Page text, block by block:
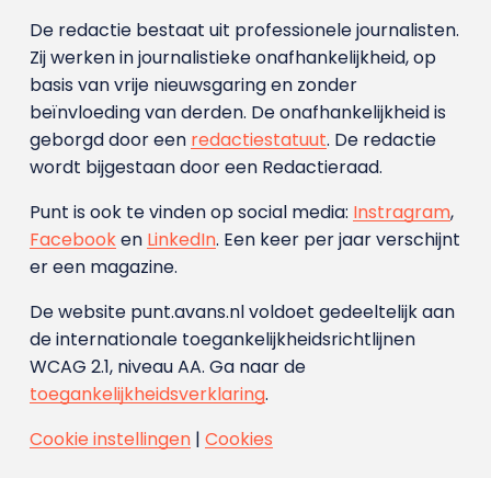
De redactie bestaat uit professionele journalisten.
Zij werken in journalistieke onafhankelijkheid, op
basis van vrije nieuwsgaring en zonder
beïnvloeding van derden. De onafhankelijkheid is
geborgd door een redactiestatuut. De redactie
wordt bijgestaan door een Redactieraad.
Punt is ook te vinden op social media: Instragram,
Facebooken LinkedIn. Een keer per jaar verschijnt
er een magazine.
De website punt.avans.nl voldoet gedeeltelijk aan
de internationale toegankelijkheidsrichtlijnen
WCAG 2.1, niveau AA. Ga naar de
toegankelijkheidsverklaring.
Cookie instellingen| Cookies